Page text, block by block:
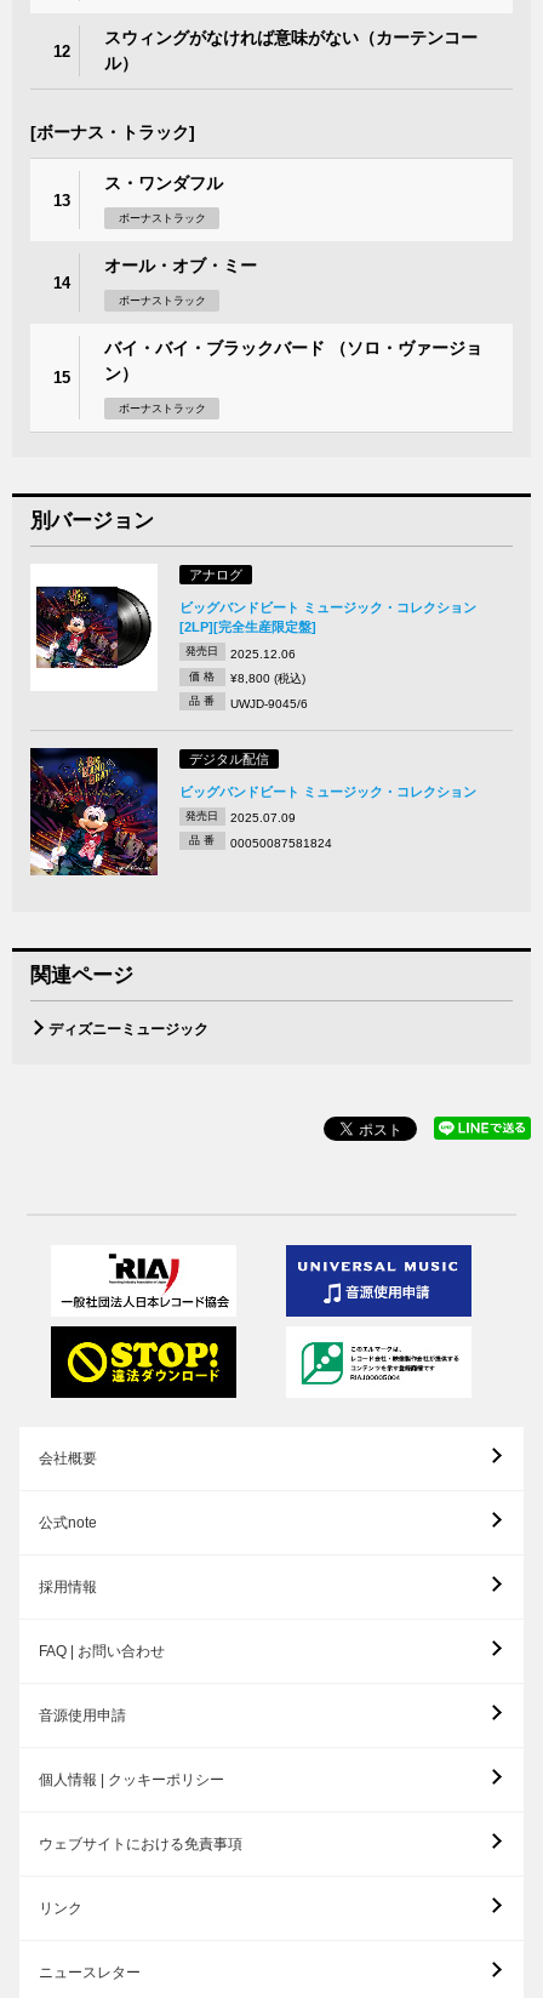
12
スウィングがなければ意味がない（カーテンコー
ル）
[ボーナス・トラック]
13
ス・ワンダフル
ボーナストラック
14
オール・オブ・ミー
ボーナストラック
15
バイ・バイ・ブラックバード （ソロ・ヴァージョ
ン）
ボーナストラック
別バージョン
アナログ
ビッグバンドビート ミュージック・コレクション
[2LP][完全生産限定盤]
発売日 2025.12.06
価 格 ¥8,800 (税込)
品 番 UWJD-9045/6
デジタル配信
ビッグバンドビート ミュージック・コレクション
発売日 2025.07.09
品 番 00050087581824
関連ページ
ディズニーミュージック
会社概要
公式note
採用情報
FAQ | お問い合わせ
音源使用申請
個人情報 | クッキーポリシー
ウェブサイトにおける免責事項
リンク
ニュースレター